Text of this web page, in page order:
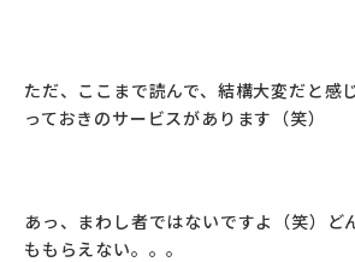
ただ、ここまで読んで、結構大変だと感
っておきのサービスがあります（笑）
あっ、まわし者ではないですよ（笑）ど
ももらえない。。。